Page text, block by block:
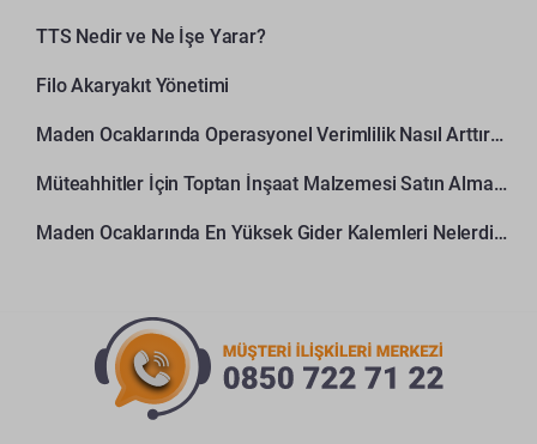
TTS Nedir ve Ne İşe Yarar?
Filo Akaryakıt Yönetimi
Maden Ocaklarında Operasyonel Verimlilik Nasıl Arttırılır?
Müteahhitler İçin Toptan İnşaat Malzemesi Satın Alma Rehberi
Maden Ocaklarında En Yüksek Gider Kalemleri Nelerdir?